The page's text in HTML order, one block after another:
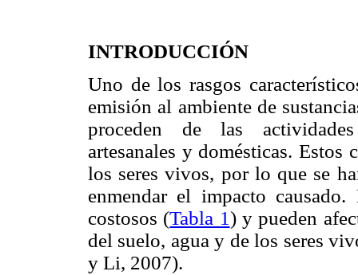
INTRODUCCIÓN
Uno de los rasgos
emisión al ambiente de
proceden de las actividades
artesanales y domésticas. Estos
los seres vivos, por lo que se
enmendar el impacto
costosos (Tabla 1) y pueden
del suelo, agua y de los seres
y Li, 2007).